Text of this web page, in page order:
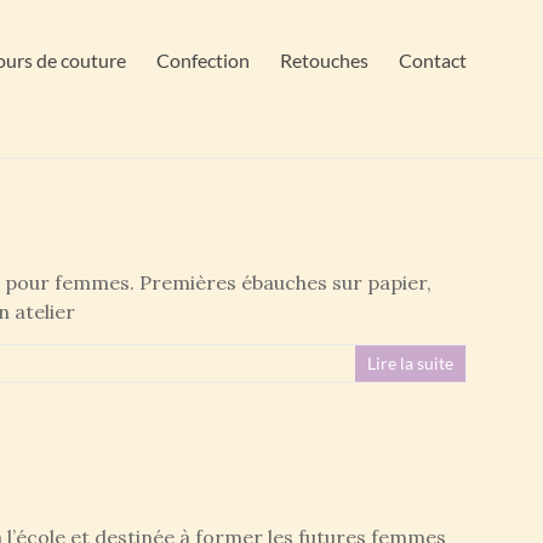
de couture Confection Retouches Contact
pour femmes. Premières ébauches sur papier,
atelier
Lire la suite
l’école et destinée à former les futures femmes